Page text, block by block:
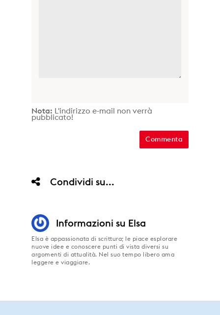
Nota: L'indirizzo e-mail non verrà
pubblicato!
Condividi su...
Informazioni su Elsa
Elsa è appassionata di scrittura; le piace esplorare
nuove idee e conoscere punti di vista diversi su
argomenti di attualità. Nel suo tempo libero ama
leggere e viaggiare.